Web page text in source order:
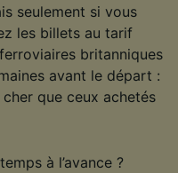
seulement si vous
les billets au tarif
britanniques
avant le départ :
que ceux achetés
à l’avance ?